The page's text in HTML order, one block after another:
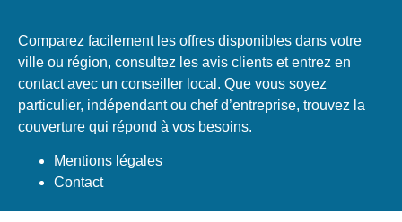
Comparez facilement les offres disponibles dans votre
ville ou région, consultez les avis clients et entrez en
contact avec un conseiller local. Que vous soyez
particulier, indépendant ou chef d’entreprise, trouvez la
couverture qui répond à vos besoins.
Mentions légales
Contact